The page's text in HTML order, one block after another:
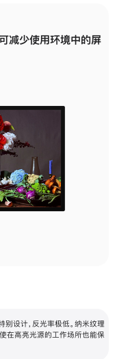
减少使用环境中的屏
设计，反光率极低。纳米纹理
在高亮光源的工作场所也能保